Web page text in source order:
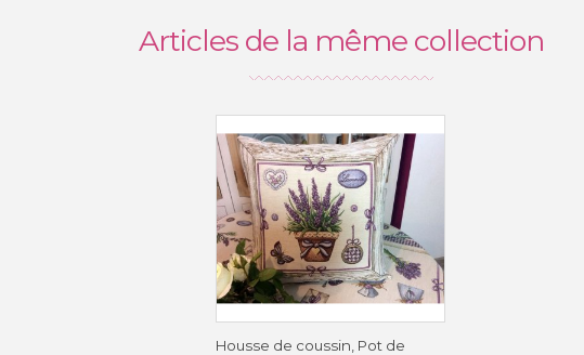
Articles de la même collection
Housse de coussin, Pot de